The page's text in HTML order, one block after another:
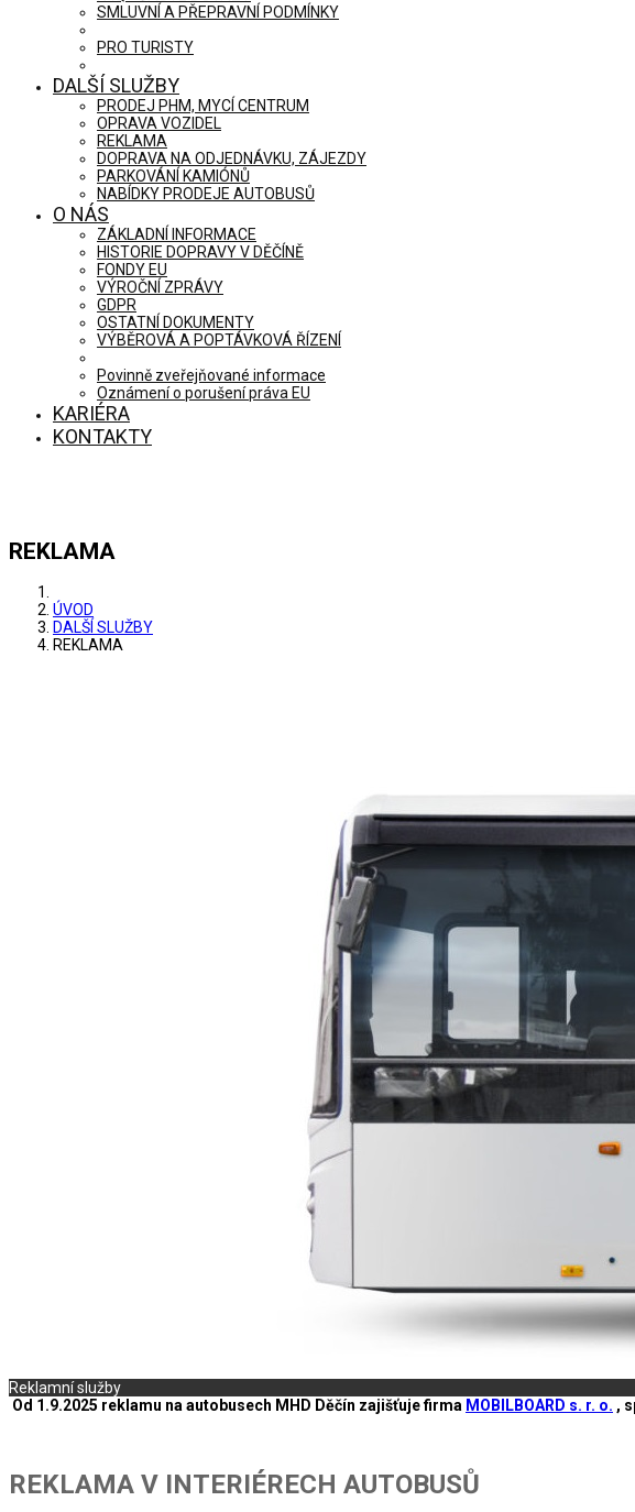
SMLUVNÍ A PŘEPRAVNÍ PODMÍNKY
PRO TURISTY
DALŠÍ SLUŽBY
PRODEJ PHM, MYCÍ CENTRUM
OPRAVA VOZIDEL
REKLAMA
DOPRAVA NA ODJEDNÁVKU, ZÁJEZDY
PARKOVÁNÍ KAMIÓNŮ
NABÍDKY PRODEJE AUTOBUSŮ
O NÁS
ZÁKLADNÍ INFORMACE
HISTORIE DOPRAVY V DĚČÍNĚ
FONDY EU
VÝROČNÍ ZPRÁVY
GDPR
OSTATNÍ DOKUMENTY
VÝBĚROVÁ A POPTÁVKOVÁ ŘÍZENÍ
Povinně zveřejňované informace
Oznámení o porušení práva EU
KARIÉRA
KONTAKTY
REKLAMA
ÚVOD
DALŠÍ SLUŽBY
REKLAMA
Reklamní služby
Od 1.9.2025 reklamu na autobusech MHD Děčín zajišťuje firma MOBILBOARD s. r. o. ,
REKLAMA V INTERIÉRECH AUTOBUSŮ